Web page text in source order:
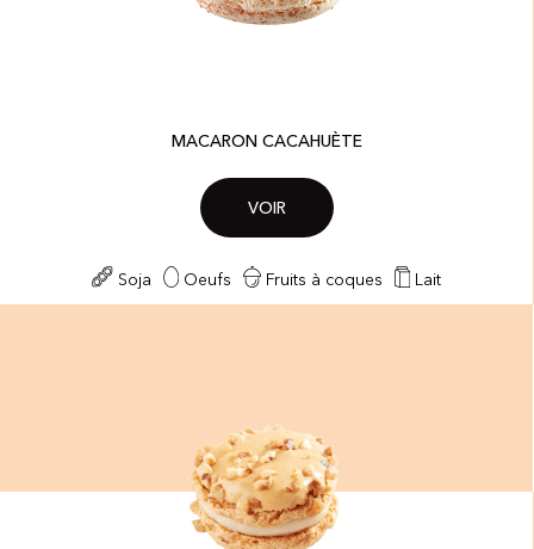
MACARON CACAHUÈTE
VOIR
Soja Oeufs Fruits à coques Lait